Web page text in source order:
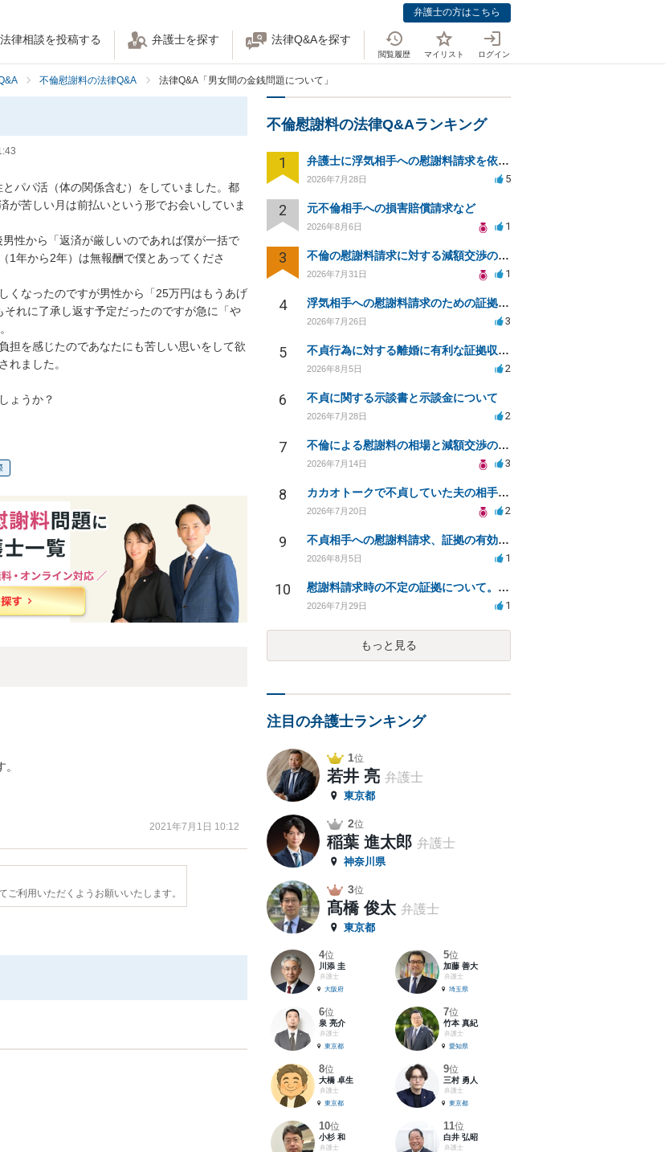
弁護士の方はこちら
法律相談を投稿する 弁護士を探す 法律Q&Aを探す
閲覧履歴 マイリスト ログイン
不倫慰謝料の法律Q&A 法律Q&A「男女間の金銭問題について」
パパ活（体の関係含む）をしていました。都
が苦しい月は前払いという形でお会いしていま
性から「返済が厳しいのであれば僕が一括で
1年から2年）は無報酬で僕とあってくださ
くなったのですが男性から「25万円はもうあげ
れに了承し返す予定だったのですが急に「や
担を感じたのであなたにも苦しい思いをして欲
れました。
ょうか？
2021年7月1日 10:12
ご利用いただくようお願いいたします。
不倫慰謝料の法律Q&Aランキング
1 弁護士に浮気相手への慰謝料請求を依頼する費用相場は？
2026年7月28日 5
2 元不倫相手への損害賠償請求など
2026年8月6日 1
3 不倫の慰謝料請求に対する減額交渉の可能性と対策
2026年7月31日 1
4 浮気相手への慰謝料請求のための証拠集めと探偵選び
2026年7月26日 3
5 不貞行為に対する離婚に有利な証拠収集方法と法的手続きについて
2026年8月5日 2
6 不貞に関する示談書と示談金について
2026年7月28日 2
7 不倫による慰謝料の相場と減額交渉の可能性について
2026年7月14日 3
8 カカオトークで不貞していた夫の相手を特定したい
2026年7月20日 2
9 不貞相手への慰謝料請求、証拠の有効性と対応方法は？
2026年8月5日 1
10 慰謝料請求時の不定の証拠について。効力があるのか知りたい。
2026年7月29日 1
もっと見る
注目の弁護士ランキング
1位
若井 亮 弁護士
東京都
2位
稲葉 進太郎 弁護士
神奈川県
3位
髙橋 俊太 弁護士
東京都
4位
川添 圭
弁護士
大阪府
5位
加藤 善大
弁護士
埼玉県
6位
泉 亮介
弁護士
東京都
7位
竹本 真紀
弁護士
愛知県
8位
大橋 卓生
弁護士
東京都
9位
三村 勇人
弁護士
東京都
10位
小杉 和
弁護士
11位
白井 弘昭
弁護士